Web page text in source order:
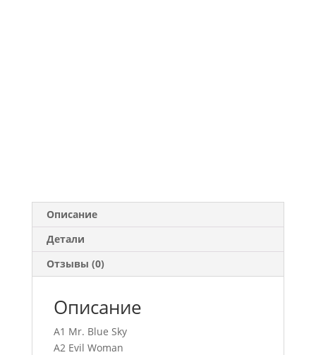
Описание
Детали
Отзывы (0)
Описание
A1 Mr. Blue Sky
A2 Evil Woman